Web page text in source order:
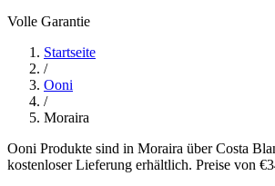
Volle Garantie
Startseite
/
Ooni
/
Moraira
Ooni Produkte sind in Moraira über Costa
kostenloser Lieferung erhältlich. Preise von